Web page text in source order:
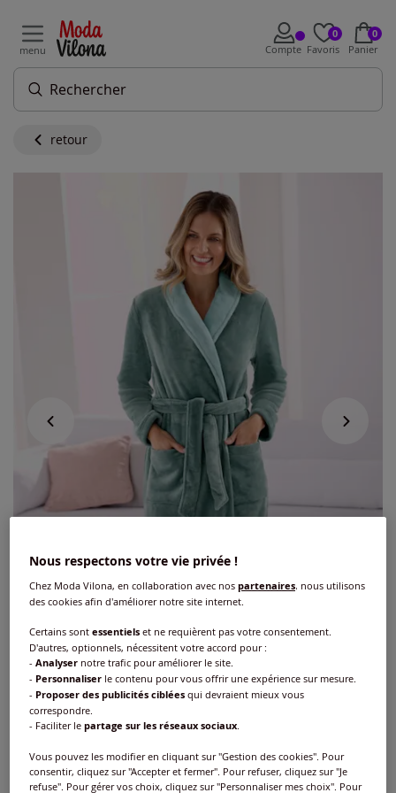
menu Compte
0
Favoris
0
Panier
retour
Robe de chambre polaire toute douce
Réf : 251.375.015
Nous respectons votre vie privée !
Chez Moda Vilona, en collaboration avec nospartenaires, nous utilisons
des cookies afin d'améliorer notre site internet.
Certains sontessentiels et ne requièrent pas votre consentement.
D'autres, optionnels, nécessitent votre accord pour :
-Analyser notre trafic pour améliorer le site.
- Personnaliser le contenu pour vous offrir une expérience sur mesure.
- Proposer des publicités ciblées qui devraient mieux vous
correspondre.
- Faciliter lepartage sur les réseaux sociaux.
Vous pouvez les modifier en cliquant sur "Gestion des cookies". Pour
consentir, cliquez sur "Accepter et fermer". Pour refuser, cliquez sur "Je
refuse". Pour gérer vos choix, cliquez sur "Personnaliser mes choix". Pour